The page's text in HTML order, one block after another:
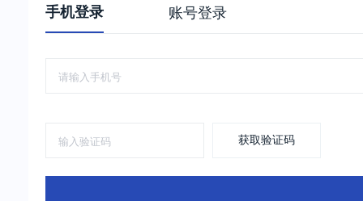
手机登录 账号登录
获取验证码